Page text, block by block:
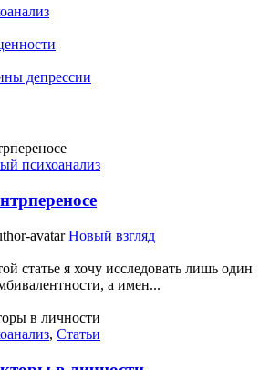
депрессии
психоанализ
Новый взгляд
статье я хочу исследовать лишь один
а имен...
, Статьи